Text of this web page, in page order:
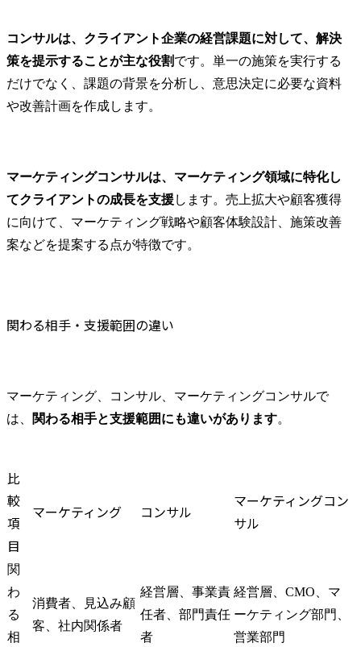
コンサルは、クライアント企業の経営課題に対して、解決
策を提示することが主な役割です。単一の施策を実行する
だけでなく、課題の背景を分析し、意思決定に必要な資料
や改善計画を作成します。
マーケティングコンサルは、マーケティング領域に特化し
てクライアントの成長を支援します。売上拡大や顧客獲得
に向けて、マーケティング戦略や顧客体験設計、施策改善
案などを提案する点が特徴です。
関わる相手・支援範囲の違い
マーケティング、コンサル、マーケティングコンサルで
は、
関わる相手と支援範囲にも違いがあります。
比
較
項
目
マーケティング コンサル
マーケティングコン
サル
関
わ
る
相
消費者、見込み顧
客、社内関係者
経営層、事業責
任者、部門責任
者
経営層、CMO、マ
ーケティング部門、
営業部門